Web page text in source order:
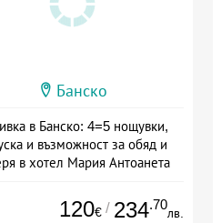
Банско
в Банско: 4=5 нощувки,
и възможност за обяд и
в хотел Мария Антоанета
120€ / 234.70
лв.